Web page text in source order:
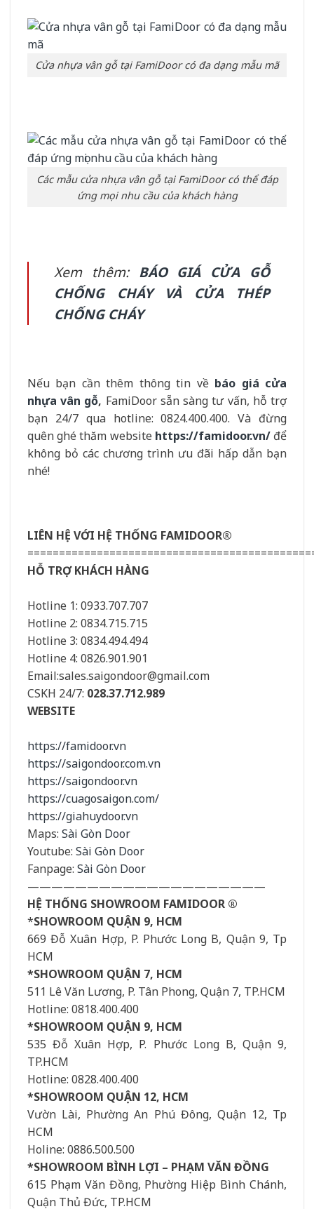
Cửa nhựa vân gỗ tại FamiDoor có đa dạng mẫu mã
Các mẫu cửa nhựa vân gỗ tại FamiDoor có thể đáp
ứng mọi nhu cầu của khách hàng
Xem thêm: BÁO GIÁ CỬA GỖ
CHỐNG CHÁY VÀ CỬA THÉP
CHỐNG CHÁY
Nếu bạn cần thêm thông tin về báo giá cửa
nhựa vân gỗ, FamiDoor sẵn sàng tư vấn, hỗ trợ
bạn 24/7 qua hotline: 0824.400.400. Và đừng
quên ghé thăm website https://famidoor.vn/để
không bỏ các chương trình ưu đãi hấp dẫn bạn
nhé!
LIÊN HỆ VỚI HỆ THỐNG FAMIDOOR®
HỖ TRỢ KHÁCH HÀNG
Hotline 1: 0933.707.707
Hotline 2: 0834.715.715
Hotline 3: 0834.494.494
Hotline 4: 0826.901.901
Email:sales.saigondoor@gmail.com
CSKH 24/7: 028.37.712.989
WEBSITE
https://famidoor.vn
https://saigondoor.com.vn
https://saigondoor.vn
https://cuagosaigon.com/
https://giahuydoor.vn
Maps: Sài Gòn Door
Youtube: Sài Gòn Door
Fanpage: Sài Gòn Door
————————————————————
HỆ THỐNG SHOWROOM FAMIDOOR ®
*SHOWROOM QUẬN 9, HCM
669 Đỗ Xuân Hợp, P. Phước Long B, Quận 9, Tp
HCM
*SHOWROOM QUẬN 7, HCM
511 Lê Văn Lương, P. Tân Phong, Quận 7, TP.HCM
Hotline: 0818.400.400
*SHOWROOM QUẬN 9, HCM
535 Đỗ Xuân Hợp, P. Phước Long B, Quận 9,
TP.HCM
Hotline: 0828.400.400
*SHOWROOM QUẬN 12, HCM
Vườn Lài, Phường An Phú Đông, Quận 12, Tp
HCM
Holine: 0886.500.500
*SHOWROOM BÌNH LỢI – PHẠM VĂN ĐỒNG
615 Phạm Văn Đồng, Phường Hiệp Bình Chánh,
Quận Thủ Đức, TP.HCM